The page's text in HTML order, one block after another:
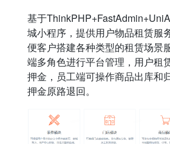
基于
城小程序，提供用户物品租赁服
便客户搭建各种类型的租赁场景
端多角色进行平台管理，用户租
押金，员工端可操作商品出库和
押金原路退回。